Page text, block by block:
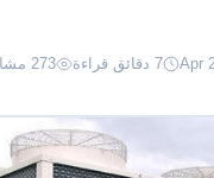
7 دقائق قراءة 273 مشاهدة